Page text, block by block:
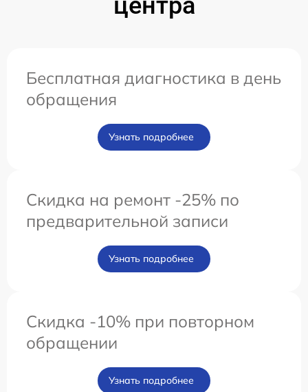
Бесплатная диагностика в день
обращения
Узнать подробнее
Скидка на ремонт -25% по
предварительной записи
Узнать подробнее
Скидка -10% при повторном
обращении
Узнать подробнее